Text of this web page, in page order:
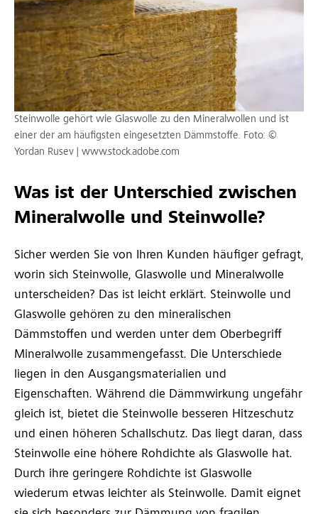
Was ist der Unterschied zwischen
Mineralwolle und Steinwolle?
Sicher werden Sie von Ihren Kunden häufiger gefragt,
worin sich Steinwolle, Glaswolle und Mineralwolle
unterscheiden? Das ist leicht erklärt. Steinwolle und
Glaswolle gehören zu den mineralischen
Dämmstoffen und werden unter dem Oberbegriff
Mineralwolle zusammengefasst. Die Unterschiede
liegen in den Ausgangsmaterialien und
Eigenschaften. Während die Dämmwirkung ungefähr
gleich ist, bietet die Steinwolle besseren Hitzeschutz
und einen höheren Schallschutz. Das liegt daran, dass
Steinwolle eine höhere Rohdichte als Glaswolle hat.
Durch ihre geringere Rohdichte ist Glaswolle
wiederum etwas leichter als Steinwolle. Damit eignet
Steinwolle gehört wie Glaswolle zu den Mineralwollen und ist
einer der am häufigsten eingesetzten Dämmstoffe. Foto: ©
Yordan Rusev | www.stock.adobe.com